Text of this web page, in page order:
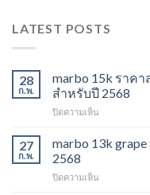
LATEST POSTS
28
ก.พ.
marbo 15k ราค
สำหรับปี 2568
ปิดความเห็น
15k
ราคา
พอต
27
ก.พ.
marbo 13k
2568
ปิดความเห็น